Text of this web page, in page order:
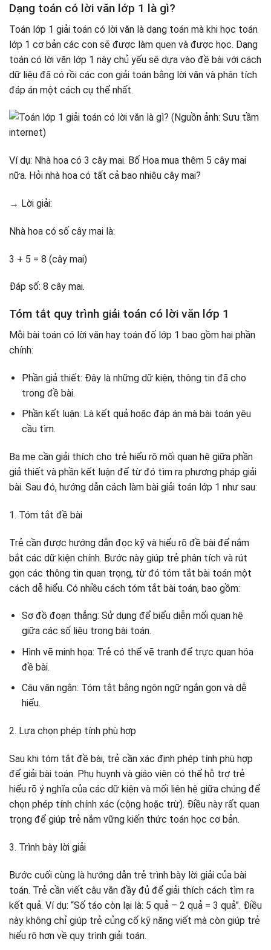
Bài tập 7
Bài tập 8
Bài tập 9
Bài tập 10
Bài tập 11
Bài tập 13
Bài tập 14
Một số những lưu ý khi giải toán có lời văn lớp 1
Bí quyết giúp bé học toán lớp 1 giải toán có lời văn
hiệu quả
Học toán lớp 1 giải toán có lời văn cùng với Shining Home
– Gia đình Anh Ngữ Math
Hướng dẫn con cách tóm tắt đề bài
Ứng dụng toán có lời văn vào thực tế
Dạng toán có lời văn lớp 1 là gì?
Toán lớp 1 giải toán có lời văn là dạng toán mà khi học toán
lớp 1 cơ bản các con sẽ được làm quen và được học. Dạng
toán có lời văn lớp 1 này chủ yếu sẽ dựa vào đề bài với cách
dữ liệu đã có rồi các con giải toán bằng lời văn và phân tích
đáp án một cách cụ thể nhất.
Ví dụ: Nhà hoa có 3 cây mai. Bố Hoa mua thêm 5 cây mai
nữa. Hỏi nhà hoa có tất cả bao nhiêu cây mai?
→ Lời giải:
Nhà hoa có số cây mai là:
3 + 5 = 8 (cây mai)
Đáp số: 8 cây mai.
Tóm tắt quy trình giải toán có lời văn lớp 1
Mỗi bài toán có lời văn hay toán đố lớp 1 bao gồm hai phần
chính:
Phần giả thiết: Đây là những dữ kiện, thông tin đã cho
trong đề bài.
Phần kết luận: Là kết quả hoặc đáp án mà bài toán yêu
cầu tìm.
Ba mẹ cần giải thích cho trẻ hiểu rõ mối quan hệ giữa phần
giả thiết và phần kết luận để từ đó tìm ra phương pháp giải
bài. Sau đó, hướng dẫn cách làm bài giải toán lớp 1 như sau:
1. Tóm tắt đề bài
Trẻ cần được hướng dẫn đọc kỹ và hiểu rõ đề bài để nắm
bắt các dữ kiện chính. Bước này giúp trẻ phân tích và rút
gọn các thông tin quan trọng, từ đó tóm tắt bài toán một
cách dễ hiểu. Có nhiều cách tóm tắt bài toán, bao gồm:
Sơ đồ đoạn thẳng: Sử dụng để biểu diễn mối quan hệ
giữa các số liệu trong bài toán.
Hình vẽ minh họa: Trẻ có thể vẽ tranh để trực quan hóa
đề bài.
Câu văn ngắn: Tóm tắt bằng ngôn ngữ ngắn gọn và dễ
hiểu.
2. Lựa chọn phép tính phù hợp
Sau khi tóm tắt đề bài, trẻ cần xác định phép tính phù hợp
để giải bài toán. Phụ huynh và giáo viên có thể hỗ trợ trẻ
hiểu rõ ý nghĩa của các dữ kiện và mối liên hệ giữa chúng để
chọn phép tính chính xác (cộng hoặc trừ). Điều này rất quan
trọng để giúp trẻ nắm vững kiến thức toán học cơ bản.
3. Trình bày lời giải
Bước cuối cùng là hướng dẫn trẻ trình bày lời giải của bài
toán. Trẻ cần viết câu văn đầy đủ để giải thích cách tìm ra
kết quả. Ví dụ: “Số táo còn lại là: 5 quả – 2 quả = 3 quả”. Điều
này không chỉ giúp trẻ củng cố kỹ năng viết mà còn giúp trẻ
hiểu rõ hơn về quy trình giải toán.